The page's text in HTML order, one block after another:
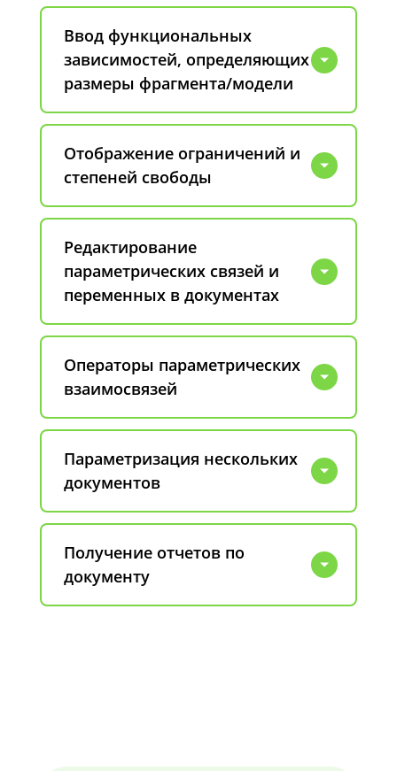
Ввод функциональных
зависимостей, определяющих
размеры фрагмента/модели
Отображение ограничений и
степеней свободы
Редактирование
параметрических связей и
переменных в документах
Операторы параметрических
взаимосвязей
Параметризация нескольких
документов
Получение отчетов по
документу